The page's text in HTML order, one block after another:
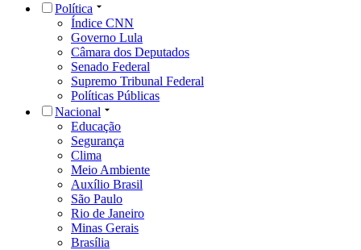
Política
Índice CNN
Governo Lula
Câmara dos Deputados
Senado Federal
Supremo Tribunal Federal
Políticas Públicas
Nacional
Educação
Segurança
Clima
Meio Ambiente
Auxílio Brasil
São Paulo
Rio de Janeiro
Minas Gerais
Brasília